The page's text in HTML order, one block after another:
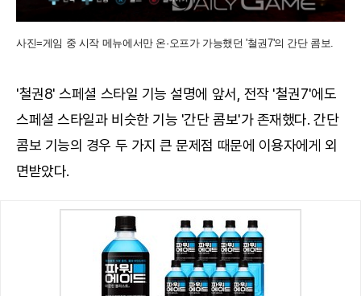
사진=게임 중 시작 메뉴에서만 온·오프가 가능했던 '철권7'의 간단 콤보.
'철권8' 스페셜 스타일 기능 설명에 앞서, 전작 '철권7'에도
스페셜 스타일과 비슷한 기능 '간단 콤보'가 존재했다. 간단
콤보 기능의 경우 두 가지 큰 문제점 때문에 이용자에게 외
면받았다.